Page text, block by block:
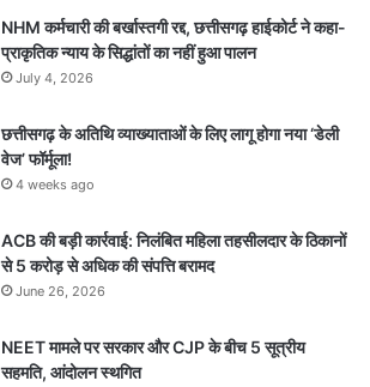
NHM कर्मचारी की बर्खास्तगी रद्द, छत्तीसगढ़ हाईकोर्ट ने कहा-
प्राकृतिक न्याय के सिद्धांतों का नहीं हुआ पालन
July 4, 2026
छत्तीसगढ़ के अतिथि व्याख्याताओं के लिए लागू होगा नया ‘डेली
वेज’ फॉर्मूला!
4 weeks ago
ACB की बड़ी कार्रवाई: निलंबित महिला तहसीलदार के ठिकानों
से 5 करोड़ से अधिक की संपत्ति बरामद
June 26, 2026
NEET मामले पर सरकार और CJP के बीच 5 सूत्रीय
सहमति, आंदोलन स्थगित